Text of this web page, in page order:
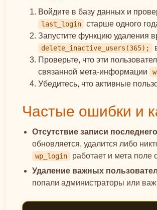
Войдите в базу данных и
last_login
старше одного
Запустите функцию удаления
delete_inactive_users(365);
Проверьте, что эти
связанной мета-информации
Убедитесь, что активные
Частые ошибки и
Отсутствие записи
обновляется, удалится либо
wp_login
работает и мета поле
Удаление важных
попали администраторы или